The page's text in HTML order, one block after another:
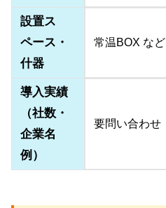
設置ス
ペース・
什器
常温BOX など
導入実績
（社数・
企業名
例）
要問い合わせ